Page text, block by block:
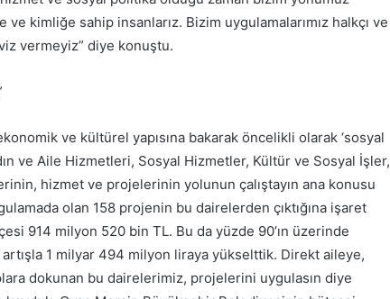
kimliğe sahip insanlarız. Bizim uygulamalarımız halkçı ve
vermeyiz” diye konuştu.
ve kültürel yapısına bakarak öncelikli olarak ‘sosyal
ve Aile Hizmetleri, Sosyal Hizmetler, Kültür ve Sosyal İşler,
hizmet ve projelerinin yolunun çalıştayın ana konusu
olan 158 projenin bu dairelerden çıktığına işaret
914 milyon 520 bin TL. Bu da yüzde 90’ın üzerinde
1 milyar 494 milyon liraya yükselttik. Direkt aileye,
dokunan bu dairelerimiz, projelerini uygulasın diye